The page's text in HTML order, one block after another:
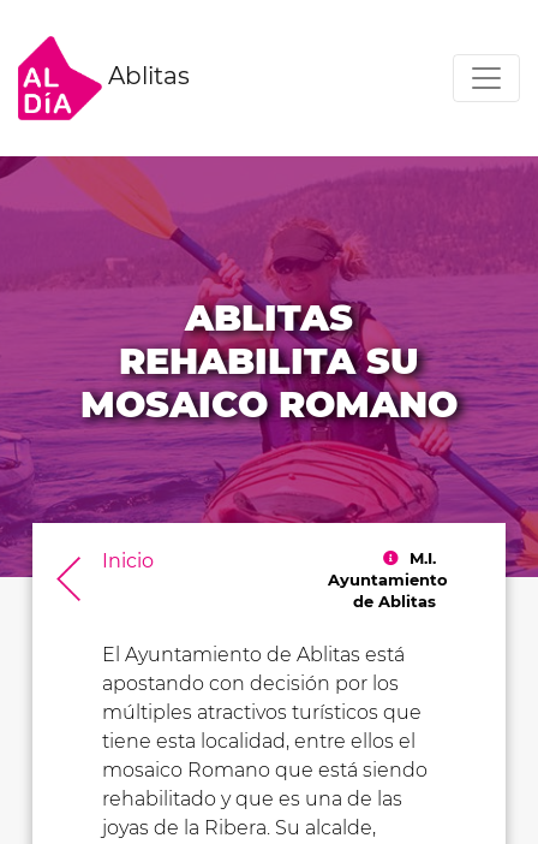
Ablitas
ABLITAS
REHABILITA SU
MOSAICO ROMANO
Inicio
M.I.
Ayuntamiento
de Ablitas
El Ayuntamiento de Ablitas está
apostando con decisión por los
múltiples atractivos turísticos que
tiene esta localidad, entre ellos el
mosaico Romano que está siendo
rehabilitado y que es una de las
joyas de la Ribera. Su alcalde,